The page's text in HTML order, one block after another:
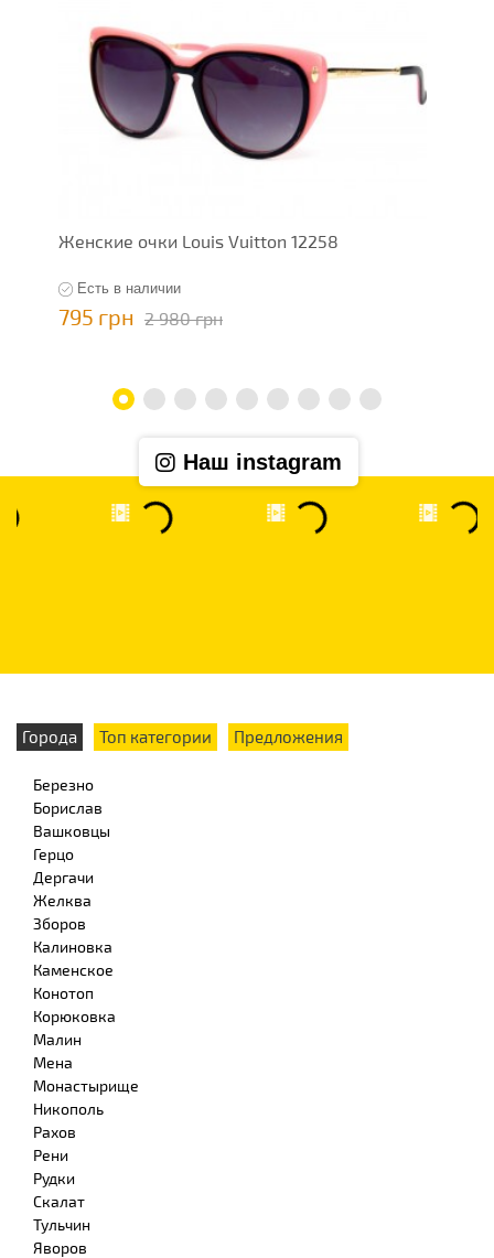
Женские очки Louis Vuitton 12258
Есть в наличии
795 грн 2 980 грн
Наш instagram
Города Топ категории Предложения
Березно
Борислав
Вашковцы
Герцо
Дергачи
Желква
Зборов
Калиновка
Каменское
Конотоп
Корюковка
Малин
Мена
Монастырище
Никополь
Рахов
Рени
Рудки
Скалат
Тульчин
Яворов